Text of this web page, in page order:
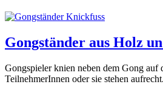
Gongständer aus Holz
Gongspieler knien neben dem Gong auf
TeilnehmerInnen oder sie stehen aufrecht.